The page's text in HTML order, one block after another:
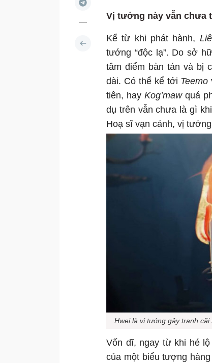
Vị tướng này vẫn chưa
Kể từ khi phát hành,
tướng “độc lạ”. Do sở
tâm điểm bàn tán và bị
dài. Có thể kể tới Teemo
tiên, hay Kog’mawquá
dụ trên vẫn chưa là gì
Hoạ sĩ vạn cảnh, vị
Hwei là vị tướng gây tranh
Vốn dĩ, ngay từ khi hé
của một biểu tượng